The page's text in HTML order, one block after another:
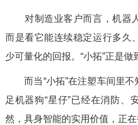
对制造业客户而言，机器
而是看它能连续稳定运行多久
少可量化的回报。“小拓”正是做
而当“小拓”在注塑车间里
足机器狗“星仔”已经在消防、
然，具身智能的实用价值，正